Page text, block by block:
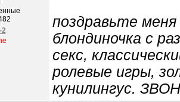
-2
поздравьте
блондиночка с
секс,
ролевые игры,
кунилингус.